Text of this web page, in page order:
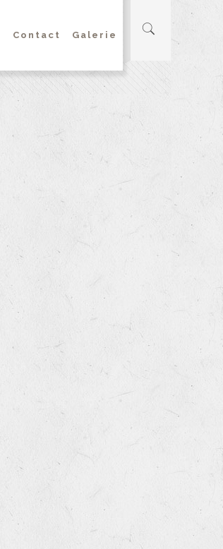
Contact Galerie